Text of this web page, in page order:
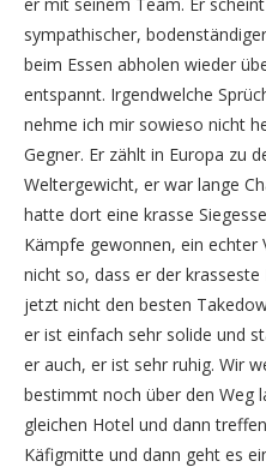
sympathischer,
beim Essen abholen wieder
entspannt. Irgendwelche
nehme ich mir sowieso nicht
Gegner. Er zählt in Europa zu
Weltergewicht, er war lange
hatte dort eine krasse
Kämpfe gewonnen, ein echter
nicht so, dass er der
jetzt nicht den besten
er ist einfach sehr solide und
er auch, er ist sehr ruhig. Wir
bestimmt noch über den Weg
gleichen Hotel und dann
Käfigmitte und dann geht es